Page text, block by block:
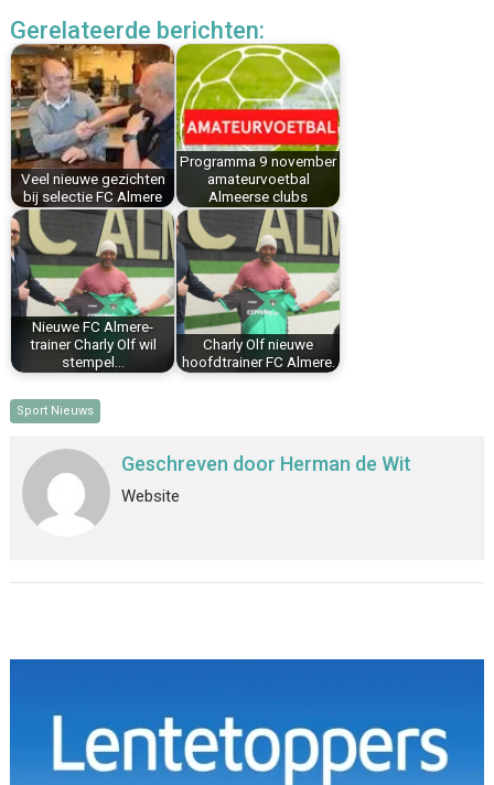
e
b
o
o
k
t
e
r
e
s
t
k
e
d
I
n
i
l
t
s
A
p
p
e
n
Gerelateerde berichten:
Veel nieuwe gezichten
bij selectie FC Almere
Programma 9 november
amateurvoetbal
Almeerse clubs
Nieuwe FC Almere-
trainer Charly Olf wil
stempel…
Charly Olf nieuwe
hoofdtrainer FC Almere.
Sport Nieuws
Geschreven door Herman de Wit
Website